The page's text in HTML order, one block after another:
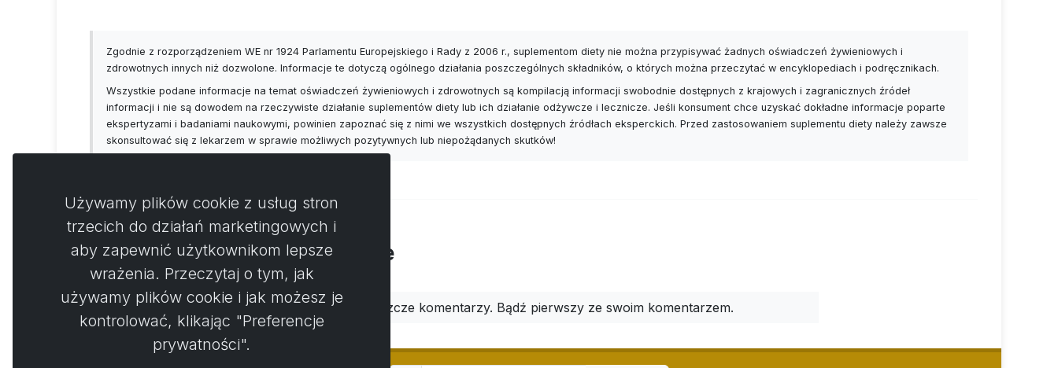
Zgodnie z rozporządzeniem WE nr 1924 Parlamentu Europejskiego i Rady z 2006 r., suplementom diety nie można przypisywać żadnych oświadczeń żywieniowych i
zdrowotnych innych niż dozwolone. Informacje te dotyczą ogólnego działania poszczególnych składników, o których można przeczytać w encyklopediach i podręcznikach.
Wszystkie podane informacje na temat oświadczeń żywieniowych i zdrowotnych są kompilacją informacji swobodnie dostępnych z krajowych i zagranicznych źródeł
informacji i nie są dowodem na rzeczywiste działanie suplementów diety lub ich działanie odżywcze i lecznicze. Jeśli konsument chce uzyskać dokładne informacje poparte
ekspertyzami i badaniami naukowymi, powinien zapoznać się z nimi we wszystkich dostępnych źródłach eksperckich. Przed zastosowaniem suplementu diety należy zawsze
skonsultować się z lekarzem w sprawie możliwych pozytywnych lub niepożądanych skutków!
0 Komentarze
Nie ma jeszcze komentarzy. Bądź pierwszy ze swoim komentarzem.
Używamy plików cookie z usług stron
trzecich do działań marketingowych i
aby zapewnić użytkownikom lepsze
wrażenia. Przeczytaj o tym, jak
używamy plików cookie i jak możesz je
kontrolować, klikając "Preferencje
prywatności".